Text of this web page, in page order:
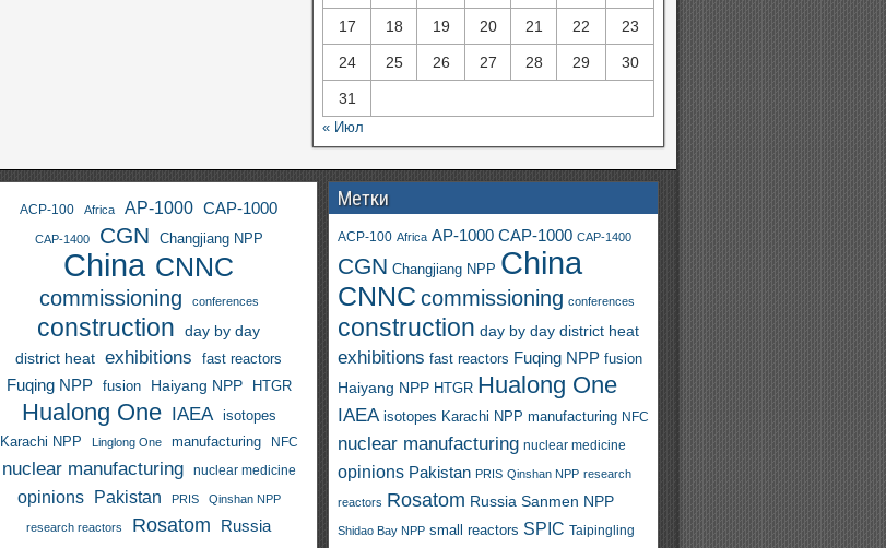
17 18 19 20 21 22 23
24 25 26 27 28 29 30
31
« Июл
ACP-100 Africa AP-1000 CAP-1000
CAP-1400 CGN Changjiang NPP
China CNNC
commissioning conferences
construction
day by day
district heat
exhibitions fast reactors
Fuqing NPP fusion Haiyang NPP HTGR
Hualong One IAEA
isotopes
Karachi NPP
Linglong One manufacturing NFC
nuclear manufacturing nuclear medicine
opinions Pakistan PRIS Qinshan NPP
research reactors Rosatom
Russia
Метки
ACP-100 Africa AP-1000 CAP-1000 CAP-1400
CGN Changjiang NPP China
CNNC commissioning conferences
construction day by day district heat
exhibitions fast reactors Fuqing NPP fusion
Haiyang NPP HTGR Hualong One
IAEA isotopes Karachi NPP manufacturing NFC
nuclear manufacturing nuclear medicine
opinions Pakistan PRIS Qinshan NPP research
reactors Rosatom Russia Sanmen NPP
Shidao Bay NPP small reactors SPIC Taipingling